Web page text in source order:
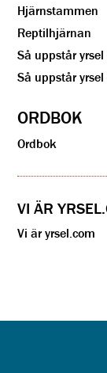
Hjärnstammen
Reptilhjärnan
Så uppstår
Så uppstår
ORDBOK
Ordbok
VI ÄR
Vi är yrsel.com